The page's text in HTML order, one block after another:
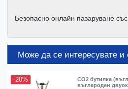
Безопасно онлайн пазаруване
Може да се интересувате и
-20%
CO2 бутилка
въглероден